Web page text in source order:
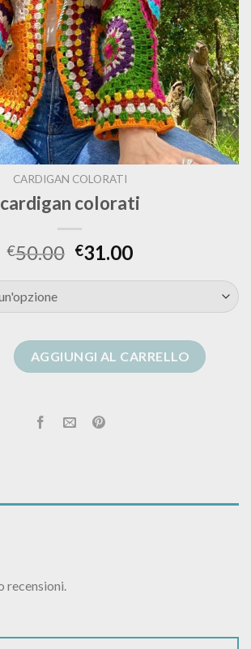
CARDIGAN COLORATI
cardigan colorati
€50.00 €31.00
quantità
AGGIUNGI AL CARRELLO
recensioni.